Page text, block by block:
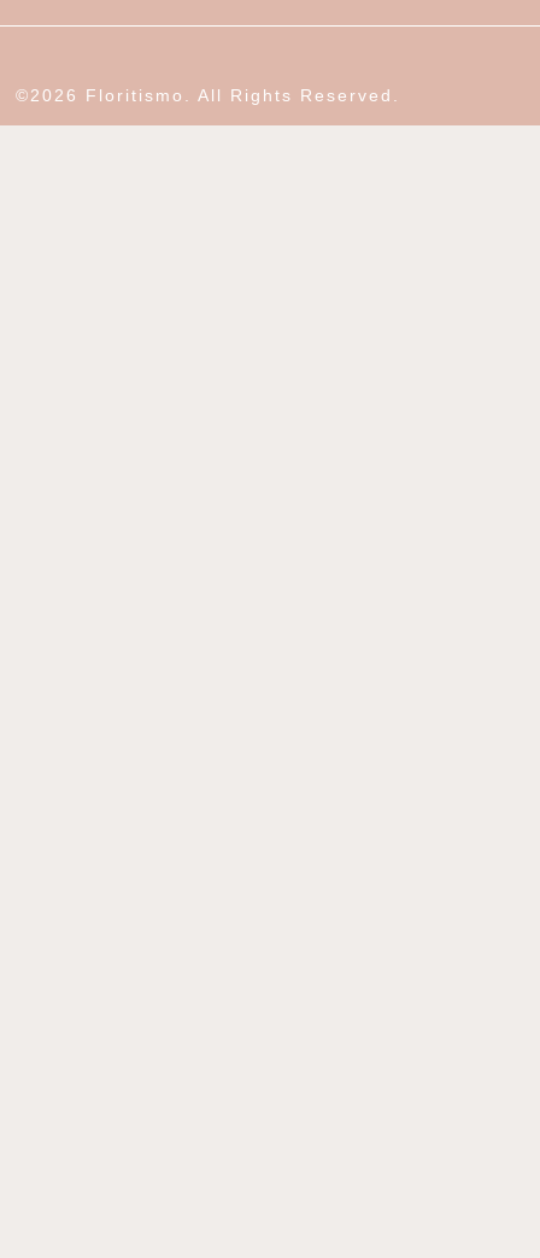
©2026 Floritismo. All Rights Reserved.